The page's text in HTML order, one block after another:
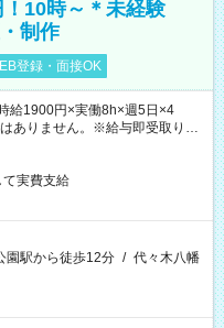
！10時～＊未経験
制作
登録・面接OK
1900円×実働8h×週5日×4
ありません。※給与即受取りサ
実費支給
園駅から徒歩12分 / 代々木八幡